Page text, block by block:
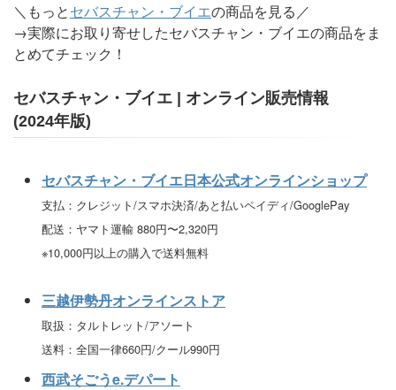
＼もっとセバスチャン・ブイエの商品を見る／
→実際にお取り寄せしたセバスチャン・ブイエの商品をま
とめてチェック！
セバスチャン・ブイエ | オンライン販売情報
(2024年版)
セバスチャン・ブイエ日本公式オンラインショップ
支払：クレジット/スマホ決済/あと払いペイディ/GooglePay
配送：ヤマト運輸 880円〜2,320円
※10,000円以上の購入で送料無料
三越伊勢丹オンラインストア
取扱：タルトレット/アソート
送料：全国一律660円/クール990円
西武そごうe.デパート